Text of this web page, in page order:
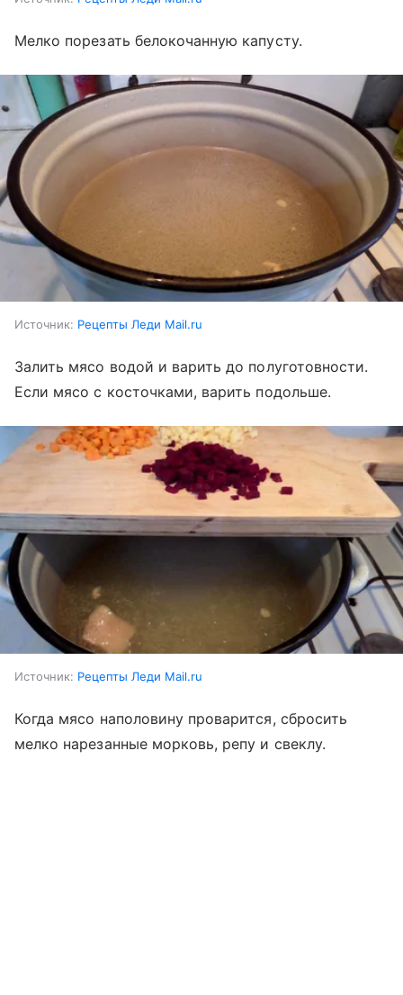
Мелко порезать белокочанную капусту.
Источник: Рецепты Леди Mail.ru
Залить мясо водой и варить до полуготовности.
Если мясо с косточками, варить подольше.
Источник: Рецепты Леди Mail.ru
Когда мясо наполовину проварится, сбросить
мелко нарезанные морковь, репу и свеклу.